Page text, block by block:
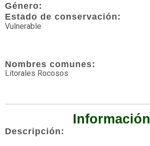
Algas
Amenazada
Angiospermas
Briofitas
Casi
amenazado
Género:
Estado de conservación:
Vulnerable
Nombres comunes:
Litorales Rocosos
Información
Descripción: